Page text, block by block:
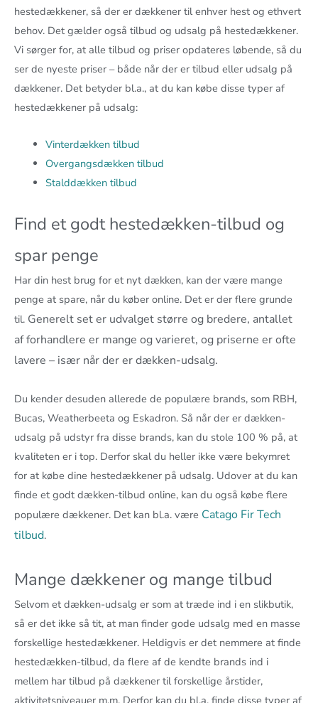
hestedækkener, så der er dækkener til enhver hest og ethvert
behov. Det gælder også tilbud og udsalg på hestedækkener.
Vi sørger for, at alle tilbud og priser opdateres løbende, så du
ser de nyeste priser – både når der er tilbud eller udsalg på
dækkener. Det betyder bl.a., at du kan købe disse typer af
hestedækkener på udsalg:
Vinterdækken tilbud
Overgangsdækken tilbud
Stalddækken tilbud
Find et godt hestedækken-tilbud og
spar penge
Har din hest brug for et nyt dækken, kan der være mange
penge at spare, når du køber online. Det er der flere grunde
til. Generelt set er udvalget større og bredere, antallet
af forhandlere er mange og varieret, og priserne er ofte
lavere – især når der er dækken-udsalg.
Du kender desuden allerede de populære brands, som RBH,
Bucas, Weatherbeeta og Eskadron. Så når der er dækken-
udsalg på udstyr fra disse brands, kan du stole 100 % på, at
kvaliteten er i top. Derfor skal du heller ikke være bekymret
for at købe dine hestedækkener på udsalg. Udover at du kan
finde et godt dækken-tilbud online, kan du også købe flere
populære dækkener. Det kan bl.a. være Catago Fir Tech
tilbud.
Mange dækkener og mange tilbud
Selvom et dækken-udsalg er som at træde ind i en slikbutik,
så er det ikke så tit, at man finder gode udsalg med en masse
forskellige hestedækkener. Heldigvis er det nemmere at finde
hestedækken-tilbud, da flere af de kendte brands ind i
mellem har tilbud på dækkener til forskellige årstider,